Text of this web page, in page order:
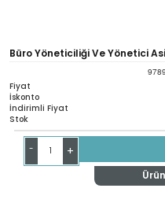
Büro Yöneticiliği Ve Yönetici
Fiyat
İskonto
İndirimli Fiyat
Stok
- +